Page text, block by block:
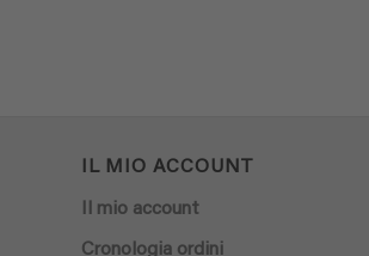
IL MIO ACCOUNT
Il mio account
Cronologia ordini